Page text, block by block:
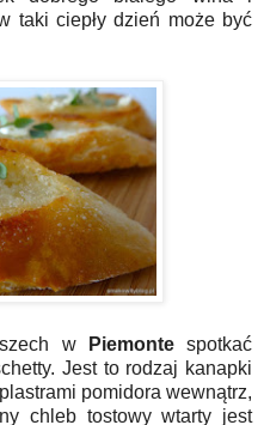
taki ciepły dzień może być
w Piemontespotkać
Jest to rodzaj kanapki
pomidora wewnątrz,
chleb tostowy wtarty jest